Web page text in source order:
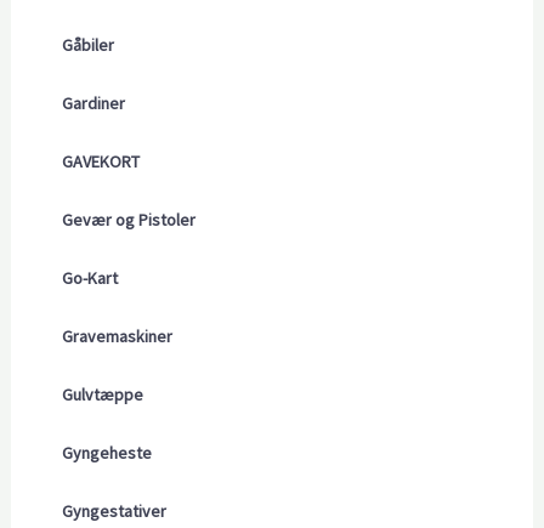
Gåbiler
Gardiner
GAVEKORT
Gevær og Pistoler
Go-Kart
Gravemaskiner
Gulvtæppe
Gyngeheste
Gyngestativer